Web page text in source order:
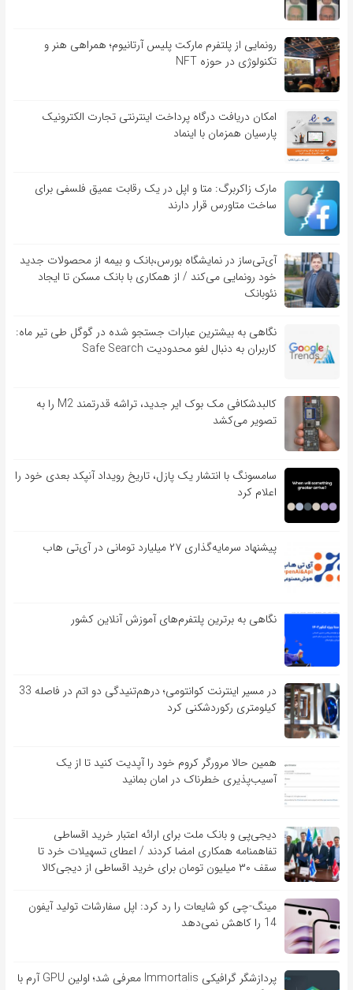
رونمایی از پلتفرم مارکت پلیس آرتانیوم؛ همراهی هنر و
تکنولوژی در حوزه NFT
امکان دریافت درگاه پرداخت اینترنتی تجارت الکترونیک
پارسیان همزمان با اینماد
مارک زاکربرگ: متا و اپل در یک رقابت عمیق فلسفی برای
ساخت متاورس قرار دارند
آی‌تی‌ساز در نمایشگاه بورس،بانک و بیمه از محصولات جدید
خود رونمایی می‌کند / از همکاری با بانک مسکن تا ایجاد
نئوبانک
نگاهی به بیشترین عبارات جستجو شده در گوگل طی تیر ماه:
کاربران به دنبال لغو محدودیت Safe Search
کالبدشکافی مک بوک ایر جدید، تراشه قدرتمند M2 را به
تصویر می‌کشد
سامسونگ با انتشار یک پازل، تاریخ رویداد آنپکد بعدی خود را
اعلام کرد
پیشنهاد سرمایه‌گذاری ۲۷ میلیارد تومانی در آی‌تی هاب
نگاهی به برترین پلتفرم‌های آموزش آنلاین کشور
در مسیر اینترنت کوانتومی؛ درهم‌تنیدگی دو اتم در فاصله 33
کیلومتری رکوردشکنی کرد
همین حالا مرورگر کروم خود را آپدیت کنید تا از یک
آسیب‌‌‌‌پذیری خطرناک در امان بمانید
دیجی‌پی و بانک ملت برای ارائه اعتبار خرید اقساطی
تفاهم‎نامه همکاری امضا کردند / اعطای تسهیلات خرد تا
سقف ۳۰ میلیون تومان برای خرید اقساطی از دیجی‌کالا
مینگ-چی کو شایعات را رد کرد: اپل سفارشات تولید آیفون
14 را کاهش نمی‌دهد
پردازشگر گرافیکی Immortalis معرفی شد؛ اولین GPU آرم با